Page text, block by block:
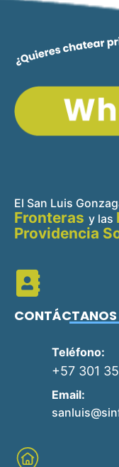
El San Luis
Fronteras y las
Providencia
CONTÁCTANOS
Teléfono:
+57 301
Email: